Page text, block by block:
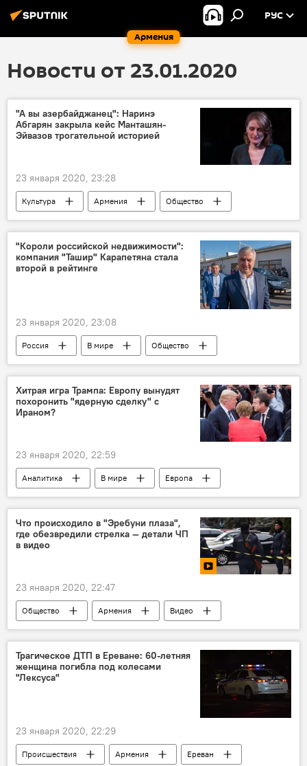
Армения
РУС
Новости от 23.01.2020
"А вы азербайджанец": Наринэ
Абгарян закрыла кейс Манташян-
Эйвазов трогательной историей
23 января 2020, 23:28
Культура Армения
Общество
В мире
Абгарян Наринэ
Манташян
Юсиф Эйвазов
азербайджанцы
история
"Короли российской недвижимости":
компания "Ташир" Карапетяна стала
второй в рейтинге
23 января 2020, 23:08
Россия В мире
Общество
Армения
группа компаний "Ташир"
самвел карапетян
Forbes
рейтинг
Хитрая игра Трампа: Европу вынудят
похоронить "ядерную сделку" с
Ираном?
23 января 2020, 22:59
Аналитика В мире
Европа
США
ядерная сделка
Иран
союзник
Что происходило в "Эребуни плаза",
где обезвредили стрелка — детали ЧП
в видео
23 января 2020, 22:47
Общество Армения
Видео
Мультимедиа
Видеоклуб
стрелок
Стрельба в "Эребуни плаза"
ЧП
Трагическое ДТП в Ереване: 60-летняя
женщина погибла под колесами
"Лексуса"
23 января 2020, 22:29
Происшествия Армения
Ереван